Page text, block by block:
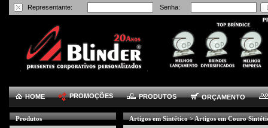
Representante: Senha:
HOME PROMOÇÕES PRODUTOS ORÇAMENTO
Produtos
Artigos em Sintético > Artigos em Couro